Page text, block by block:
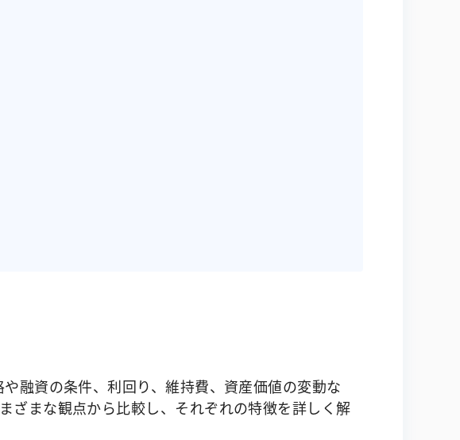
融資の条件、利回り、維持費、資産価値の変動な
ざまな観点から比較し、それぞれの特徴を詳しく解